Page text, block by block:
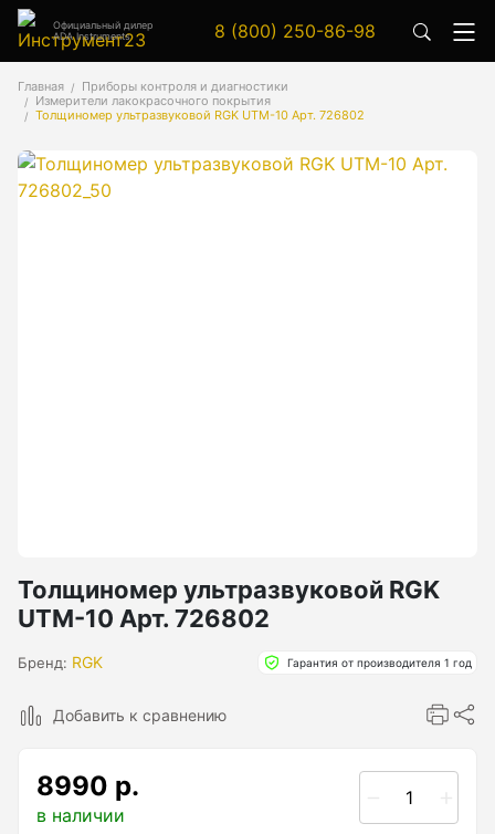
Официальный дилер
ADA Instruments
8 (800) 250-86-98
Главная
Приборы контроля и диагностики
Измерители лакокрасочного покрытия
Толщиномер ультразвуковой RGK UTM-10 Арт. 726802
Толщиномер ультразвуковой RGK
UTM-10 Арт. 726802
Бренд: RGK Гарантия от производителя 1 год
Добавить к сравнению
8990 р.
в наличии
Аксессуары
Аксессуары к геодезическим приборам
Генератор сигналов
Дальномеры оптические для охоты